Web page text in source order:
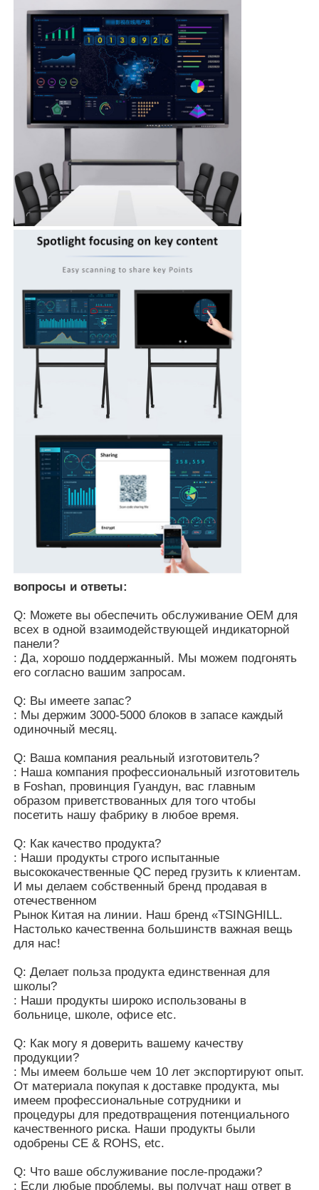
Умное Nano классн классный
Дисплей конференц-зала взаимодействующий
Доска цифров взаимодействующая умная
Вертикальный Signage цифров
Пол стоя взаимодействующий киоск
взаимодействующая индикаторная панель
Горизонтальный киоск экрана касания
Whiteboard инфракрасн взаимодействующее
Умное классн классный
Индикаторная панель конференции
вопросы и ответы:
Q: Можете вы обеспечить обслуживание OEM для
всех в одной взаимодействующей индикаторной
панели?
: Да, хорошо поддержанный. Мы можем подгонять
его согласно вашим запросам.
Q: Вы имеете запас?
: Мы держим 3000-5000 блоков в запасе каждый
одиночный месяц.
Q: Ваша компания реальный изготовитель?
: Наша компания профессиональный изготовитель
в Foshan, провинция Гуандун, вас главным
образом приветствованных для того чтобы
посетить нашу фабрику в любое время.
Q: Как качество продукта?
: Наши продукты строго испытанные
высококачественные QC перед грузить к клиентам.
И мы делаем собственный бренд продавая в
отечественном
Рынок Китая на линии. Наш бренд «TSINGHILL.
Настолько качественна большинств важная вещь
для нас!
Q: Делает польза продукта единственная для
школы?
: Наши продукты широко использованы в
больнице, школе, офисе etc.
Q: Как могу я доверить вашему качеству
продукции?
: Мы имеем больше чем 10 лет экспортируют опыт.
От материала покупая к доставке продукта, мы
имеем профессиональные сотрудники и
процедуры для предотвращения потенциального
качественного риска. Наши продукты были
одобрены CE & ROHS, etc.
Q: Что ваше обслуживание после-продажи?
: Если любые проблемы, вы получат наш ответ в